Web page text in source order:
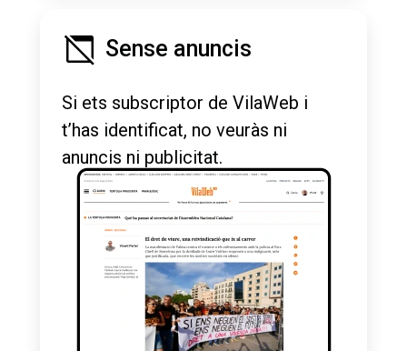
Sense anuncis
Si ets subscriptor de VilaWeb i
t’has identificat, no veuràs ni
anuncis ni publicitat.